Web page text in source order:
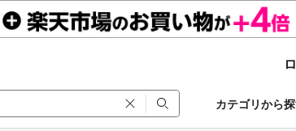
カテゴリから